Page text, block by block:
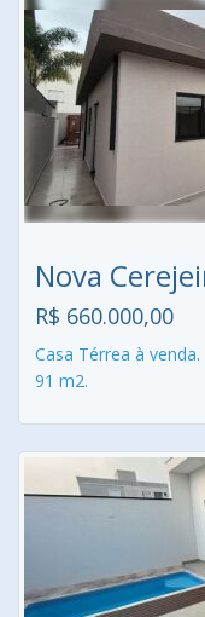
Nova
R$ 660.000,00
Casa Térrea à
91 m2.